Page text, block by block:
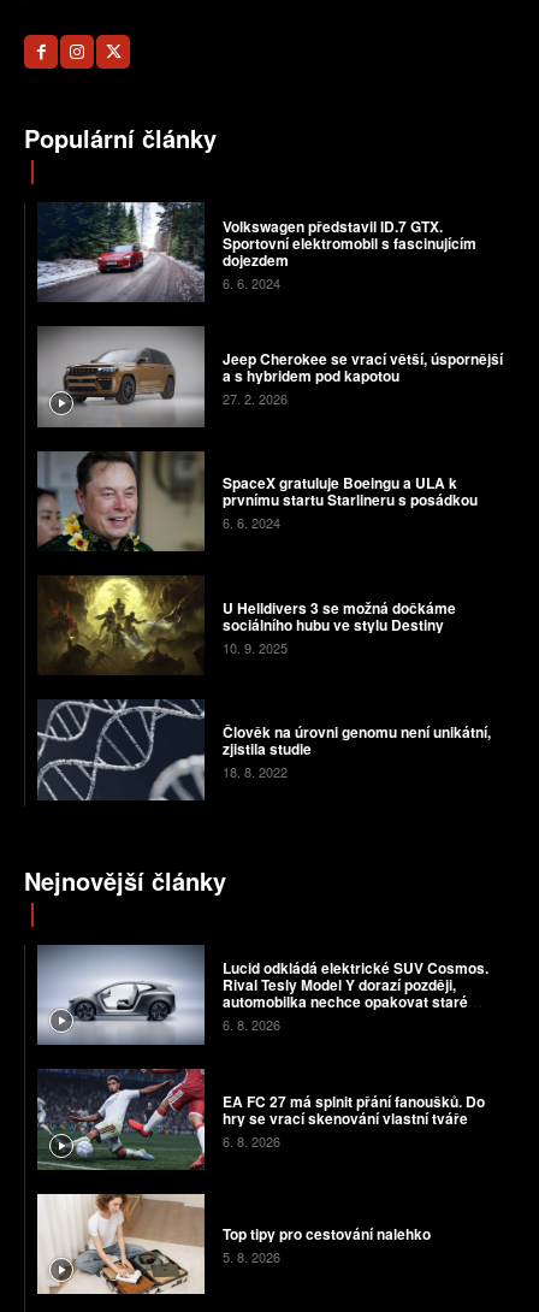
Populární články
Volkswagen představil ID.7 GTX.
Sportovní elektromobil s fascinujícím
dojezdem
6. 6. 2024
Jeep Cherokee se vrací větší, úspornější
a s hybridem pod kapotou
27. 2. 2026
SpaceX gratuluje Boeingu a ULA k
prvnímu startu Starlineru s posádkou
6. 6. 2024
U Helldivers 3 se možná dočkáme
sociálního hubu ve stylu Destiny
10. 9. 2025
Člověk na úrovni genomu není unikátní,
zjistila studie
18. 8. 2022
Nejnovější články
Lucid odkládá elektrické SUV Cosmos.
Rival Tesly Model Y dorazí později,
automobilka nechce opakovat staré
chyby
6. 8. 2026
EA FC 27 má splnit přání fanoušků. Do
hry se vrací skenování vlastní tváře
6. 8. 2026
Top tipy pro cestování nalehko
5. 8. 2026